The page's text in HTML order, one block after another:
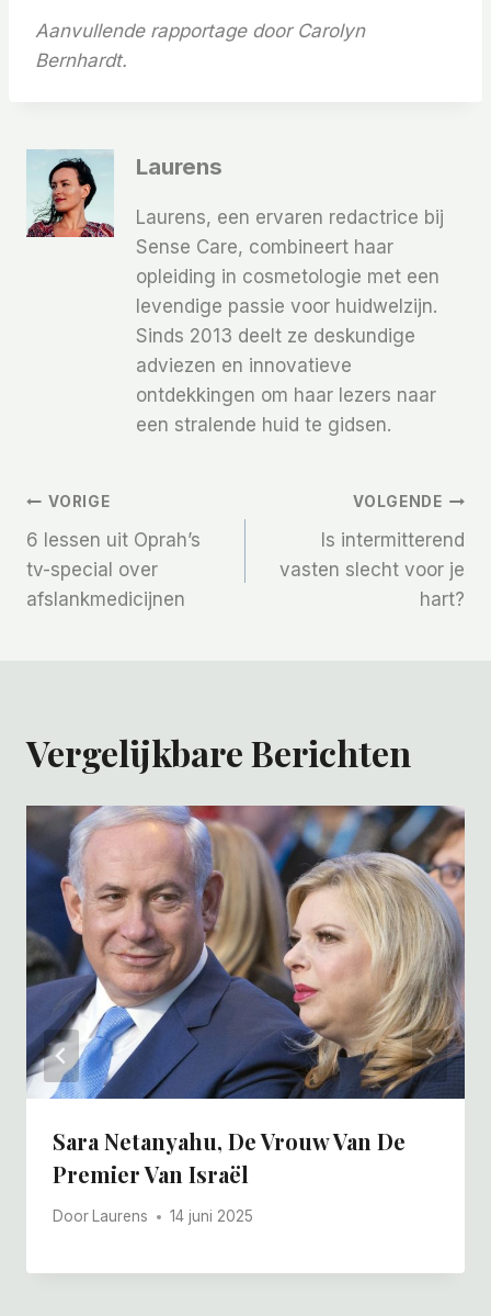
Aanvullende rapportage door Carolyn
Bernhardt.
Laurens
Laurens, een ervaren redactrice bij
Sense Care, combineert haar
opleiding in cosmetologie met een
levendige passie voor huidwelzijn.
Sinds 2013 deelt ze deskundige
adviezen en innovatieve
ontdekkingen om haar lezers naar
een stralende huid te gidsen.
Bericht
Navigatie
VORIGE
6 lessen uit Oprah’s
tv-special over
afslankmedicijnen
VOLGENDE
Is intermitterend
vasten slecht voor je
hart?
Vergelijkbare Berichten
Sara Netanyahu, De Vrouw Van De
Premier Van Israël
Door Laurens 14 juni 2025